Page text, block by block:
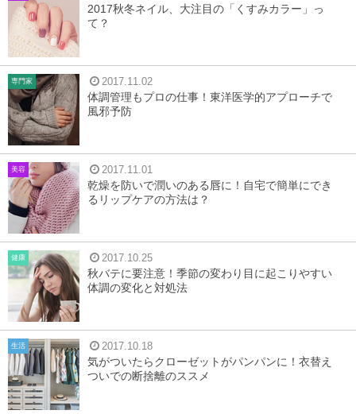
2017秋冬ネイル、大注目の「くすみカラー」っ
て？
専門家 2017.11.02
体調管理もプロの仕事！東洋医学的アプローチで
風邪予防
美容 2017.11.01
乾燥を防いで潤いのある唇に！自宅で簡単にでき
るリップケアの方法は？
健康 2017.10.25
秋バテに要注意！季節の変わり目に起こりやすい
体調の変化と対処法
生活 2017.10.18
気がついたらクローゼットがパンパンに！衣替え
ついでの断捨離のススメ